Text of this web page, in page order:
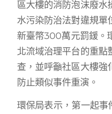
區大樓的消防泡沫廢水
水污染防治法對違規單
新臺幣300萬元罰鍰。
北流域治理平台的重點
查，並呼籲社區大樓強
防止類似事件重演。
環保局表示，第一起